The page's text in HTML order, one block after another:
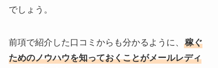
でしょう。
前項で紹介した口コミからも分かるように、 稼ぐ
ためのノウハウを知っておくことがメールレディ